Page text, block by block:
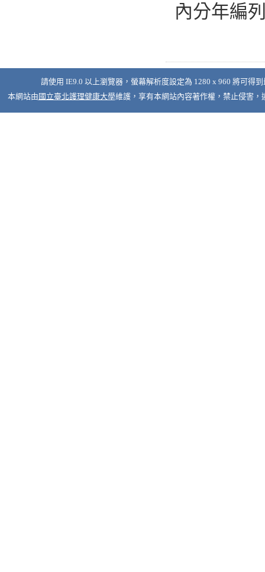
內分年編
請使用 IE9.0 以上瀏覽器，螢幕解析度設定為 1280 x 960 將可得
本網站由 國立臺北護理健康大學維護，享有本網站內容著作權，禁止侵害，